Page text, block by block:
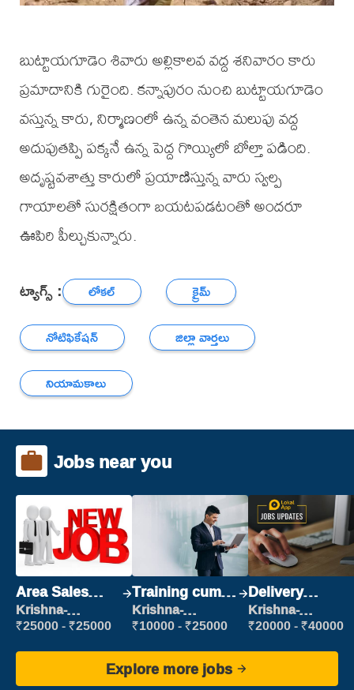
బుట్టాయగూడెం శివారు అల్లికాలవ వద్ద శనివారం కారు
ప్రమాదానికి గురైంది. కన్నాపురం నుంచి బుట్టాయగూడెం
వస్తున్న కారు, నిర్మాణంలో ఉన్న వంతెన మలుపు వద్ద
అదుపుతప్పి పక్కనే ఉన్న పెద్ద గొయ్యిలో బోల్తా పడింది.
అదృష్టవశాత్తు కారులో ప్రయాణిస్తున్న వారు స్వల్ప
గాయాలతో సురక్షితంగా బయటపడటంతో అందరూ
ఊపిరి పీల్చుకున్నారు.
ట్యాగ్స్ : లోకల్
క్రైమ్
నోటిఫికేషన్
జిల్లా వార్తలు
నియామకాలు
Jobs near you
Area Sales
Manager (Field
Sales)
Krishna-
vijayawada
₹25000 - ₹25000
Training cum
Placement
Krishna-
vijayawada
₹10000 - ₹25000
Delivery
Executive
Krishna-
vijayawada
₹20000 - ₹40000
Explore more jobs